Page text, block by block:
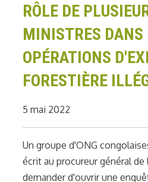
RÔLE DE
MINISTRES DANS
OPÉRATIONS
FORESTIÈRE
5 mai 2022
Un groupe d'ONG
écrit au procureur général de
demander d'ouvrir une